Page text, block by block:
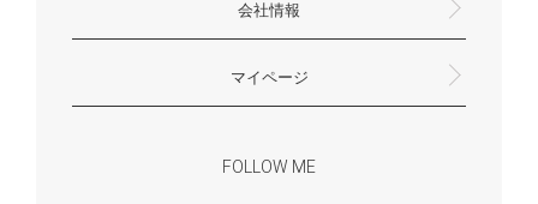
返品・交換について
プライバシーポリシー
特定商取引法に基づく表示
外部送信ポリシー
会社情報
大阪府大阪市淀川区十八条3-9-35
電話番号：06-6868-9671
※お電話でのお問合せ受付は行っておりません
メール：support@hayni.jp
お問い合わせはこちらからお願いいたします
営業時間：10：00～15：00（金曜日は14：00ま
定休日： 土・日・祝祭日
※土日祝祭日はお休みをいただきます。
メールの返信は翌営業日となりますので、ご了承
マイページ
FOLLOW ME